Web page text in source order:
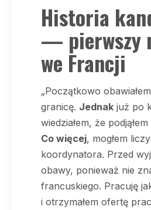
Historia
— pierwszy
we Francji
„Początkowo
granicę. Jednak już po
wiedziałem, że
Co więcej, mogłem
koordynatora. Przed
obawy, ponieważ nie
francuskiego. Pracuję
i otrzymałem ofertę